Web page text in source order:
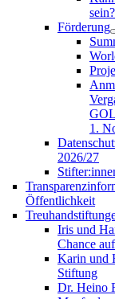
sein?
Förderung
1.
2026/27
Öffentlichkeit
Iris und
Chance
Karin und
Stiftung
Dr. Heino